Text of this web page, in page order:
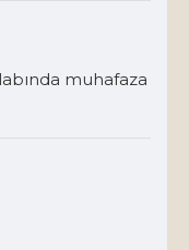
muhafaza